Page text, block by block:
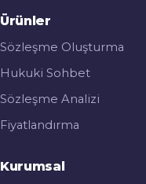
Ürünler
Sözleşme Oluşturma
Hukuki Sohbet
Sözleşme Analizi
Fiyatlandırma
Kurumsal